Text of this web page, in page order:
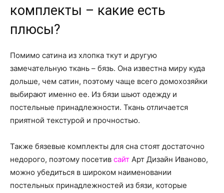
комплекты – какие есть
плюсы?
Помимо сатина из хлопка ткут и другую
замечательную ткань – бязь. Она известна миру куда
дольше, чем сатин, поэтому чаще всего домохозяйки
выбирают именно ее. Из бязи шьют одежду и
постельные принадлежности. Ткань отличается
приятной текстурой и прочностью.
Также бязевые комплекты для сна стоят достаточно
недорого, поэтому посетив сайт Арт Дизайн Иваново,
можно убедиться в широком наименовании
постельных принадлежностей из бязи, которые